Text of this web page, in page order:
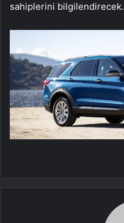
sahiplerini bilgilendirecek.